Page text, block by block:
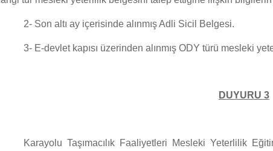
2- Son altı ay içerisinde alınmış Adli Sicil Belgesi.
3- E-devlet kapısı üzerinden alınmış ODY türü mesleki
DUYURU 3
Karayolu Taşımacılık Faaliyetleri Mesleki Yeterlilik